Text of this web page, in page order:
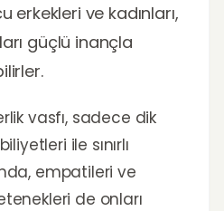
erkekleri ve kadınları,
güçlü inançla
vasfı, sadece dik
ile sınırlı
empatileri ve
de onları